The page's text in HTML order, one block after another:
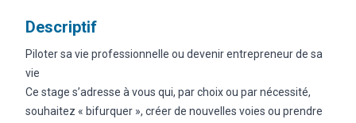
Descriptif
Piloter sa vie professionnelle ou devenir entrepreneur de sa
vie
Ce stage s’adresse à vous qui, par choix ou par nécessité,
souhaitez « bifurquer », créer de nouvelles voies ou prendre